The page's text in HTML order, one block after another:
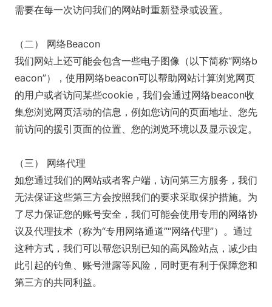
需要在每一次访问我们的网站时重新登录或设置。
（二） 网络Beacon
我们网站上还可能会包含一些电子图像（以下简称“网络b
eacon”），使用网络beacon可以帮助网站计算浏览网页
的用户或者访问某些cookie，我们会通过网络beacon收
集您浏览网页活动的信息，例如您访问的页面地址、您先
前访问的援引页面的位置、您的浏览环境以及显示设定。
（三） 网络代理
如您通过我们的网站或者客户端，访问第三方服务，我们
无法保证这些第三方会按照我们的要求采取保护措施。为
了尽力保证您的账号安全，我们可能会使用专用的网络协
议及代理技术（称为“专用网络通道”“网络代理”）。通过
这种方式，我们可以帮您识别已知的高风险站点，减少由
此引起的钓鱼、账号泄露等风险，同时更有利于保障您和
第三方的共同利益。